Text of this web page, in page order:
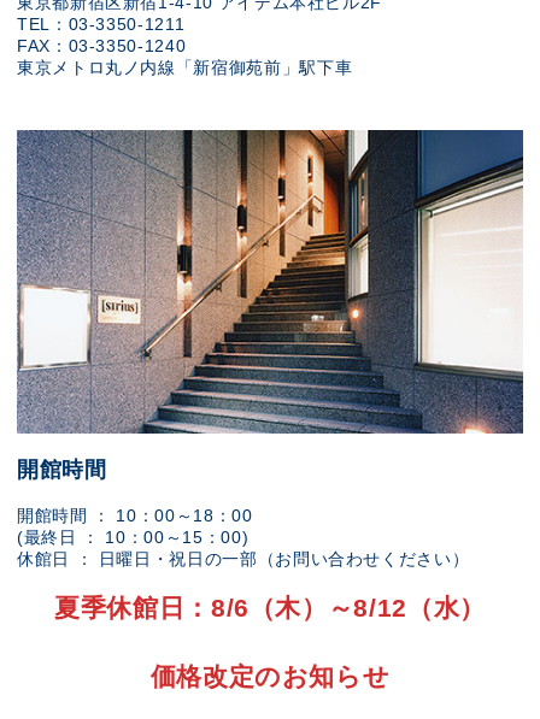
TEL：03-3350-1211
FAX：03-3350-1240
東京メトロ丸ノ内線「新宿御苑前」駅下車
開館時間
開館時間 ： 10：00～18：00
(最終日 ： 10：00～15：00)
休館日 ： 日曜日・祝日の一部（お問い合わせください）
夏季休館日：8/6（木）～8/12（水）
価格改定のお知らせ